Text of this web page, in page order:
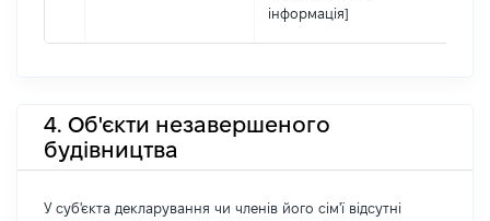
інформація]
4. Об'єкти незавершеного
будівництва
У суб'єкта декларування чи членів його сім'ї відсутні